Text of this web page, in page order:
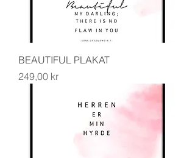
BEAUTIFUL PLAKAT
Pris
249,00 kr